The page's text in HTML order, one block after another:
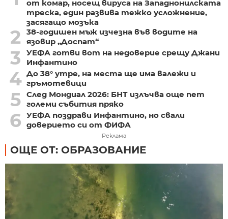
от комар, носещ вируса на Западнонилската
треска, един развива тежко усложнение,
засягащо мозъка
2
38-годишен мъж изчезна във водите на
язовир „Доспат“
3
УЕФА готви вот на недоверие срещу Джани
Инфантино
4 До 38° утре, на места ще има валежи и
гръмотевици
5 След Мондиал 2026: БНТ излъчва още пет
големи събития пряко
6 УЕФА поздрави Инфантино, но свали
доверието си от ФИФА
Реклама
ОЩЕ ОТ: ОБРАЗОВАНИЕ